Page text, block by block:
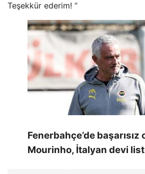
Teşekkür ederim! “
Fenerbahçe’de başarısız
Mourinho, İtalyan devi